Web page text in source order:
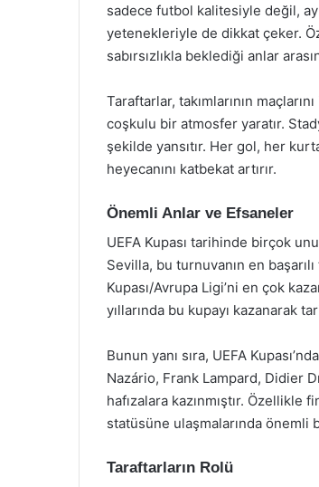
sadece futbol kalitesiyle değil,
yetenekleriyle de dikkat çeker.
sabırsızlıkla beklediği anlar
Taraftarlar, takımlarının
coşkulu bir atmosfer yaratır.
şekilde yansıtır. Her gol, her
heyecanını katbekat artırır.
Önemli Anlar ve Efsaneler
UEFA Kupası tarihinde birçok
Sevilla, bu turnuvanın en
Kupası/Avrupa Ligi’ni en çok
yıllarında bu kupayı kazanarak
Bunun yanı sıra, UEFA
Nazário, Frank Lampard, Didier
hafızalara kazınmıştır.
statüsüne ulaşmalarında önemli
Taraftarların Rolü